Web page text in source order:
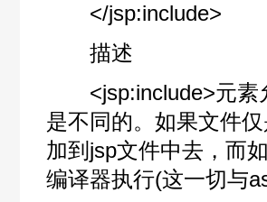
</jsp:include>
描述
<jsp:include>元素
是不同的。如果文件
加到jsp文件中去，而
编译器执行(这一切与